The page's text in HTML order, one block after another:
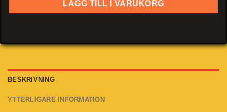
LÄGG TILL I VARUKORG
BESKRIVNING
YTTERLIGARE INFORMATION